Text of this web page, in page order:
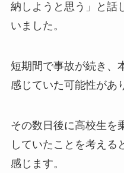
納しようと思う」と話
いました。
短期間で事故が続き、
感じていた可能性があ
その数日後に高校生を
していたことを考える
感じます。